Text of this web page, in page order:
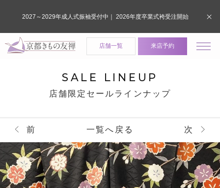
店舗一覧 来店予約
SALE LINEUP
店舗限定セールラインナップ
前 一覧へ戻る 次
2027～2029年成人式振袖受付中｜ 2026年度卒業式袴受注開始